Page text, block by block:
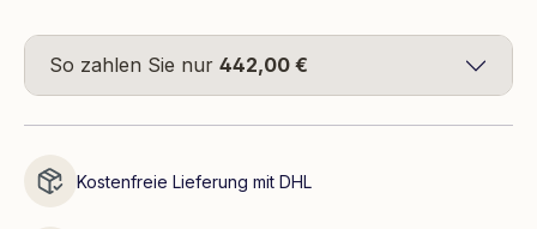
So zahlen Sie nur 442,00 €
Kostenfreie Lieferung mit DHL